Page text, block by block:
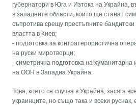
губернатори в Юга и Изтока на Украйна,
в западните области, които ще станат
съпротива срещу престъпните
властта в Киев;
- подготовка за контратерористична
на руски миротворци;
- симетрична подготовка на хуманитарна
на ООН в Западна Украйна.
Това, което се случва в Украйна, засяга
украинците, но също така и всеки